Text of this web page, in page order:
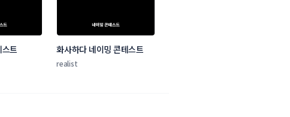
트 화사하다 네이밍 콘테스트
realist